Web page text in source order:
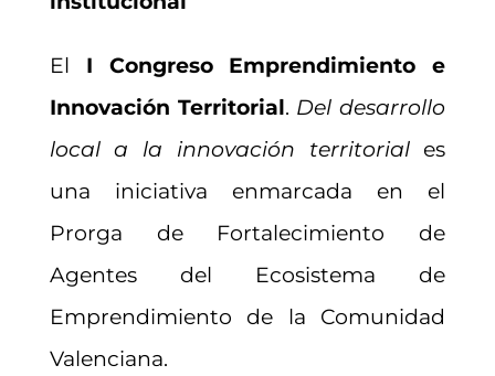
El I Congreso Emprendimiento e
Innovación Territorial. Del desarrollo
local a la innovación territoriales
una iniciativa enmarcada en el
Prorga de Fortalecimiento de
Agentes del Ecosistema de
Emprendimiento de la Comunidad
Valenciana.